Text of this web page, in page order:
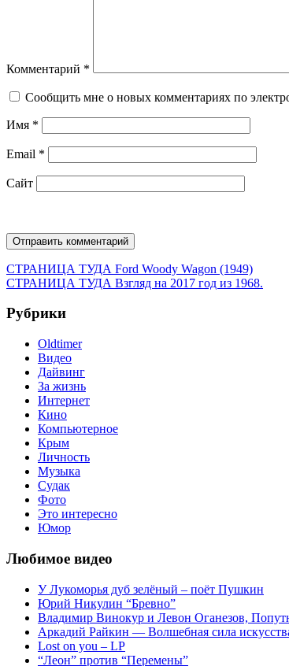
Комментарий *
Сообщить мне о новых комментариях по
Имя *
Email *
Сайт
Навигация
по
записям
СТРАНИЦА ТУДА Предыдущая
запись:
Ford Woody Wagon (1949)
СТРАНИЦА ТУДА Следующая
Взгляд на 2017 год из 1968.
Рубрики
Oldtimer
Видео
Дайвинг
За жизнь
Интернет
Кино
Компьютерное
Крым
Личность
Музыка
Судак
Фото
Это интересно
Юмор
Любимое видео
У Лукоморья дуб зелёный – поёт Пушкин
Юрий Никулин “Бревно”
Владимир Винокур и Левон Оганезов,
Аркадий Райкин — Волшебная сила
Lost on you – LP
“Леон” против “Перемены”